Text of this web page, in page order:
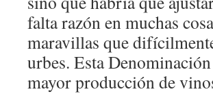
falta razón en muchas
maravillas que
urbes. Esta
mayor producción de